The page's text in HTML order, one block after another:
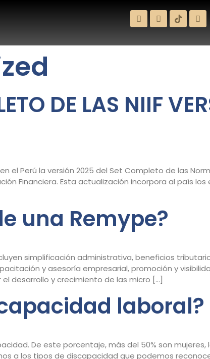
DE LAS NIIF
el Perú la versión 2025 del Set Completo de las
Financiera. Esta actualización incorpora al país
una Remype?
simplificación administrativa, beneficios
y asesoría empresarial, promoción y
desarrollo y crecimiento de las micro […]
laboral?
De este porcentaje, más del 50% son mujeres,
a los tipos de discapacidad que podemos